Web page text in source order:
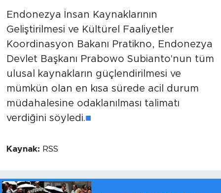
Endonezya İnsan Kaynaklarının
Geliştirilmesi ve Kültürel Faaliyetler
Koordinasyon Bakanı Pratikno, Endonezya
Devlet Başkanı Prabowo Subianto'nun tüm
ulusal kaynakların güçlendirilmesi ve
mümkün olan en kısa sürede acil durum
müdahalesine odaklanılması talimatı
verdiğini söyledi.■
Kaynak: RSS